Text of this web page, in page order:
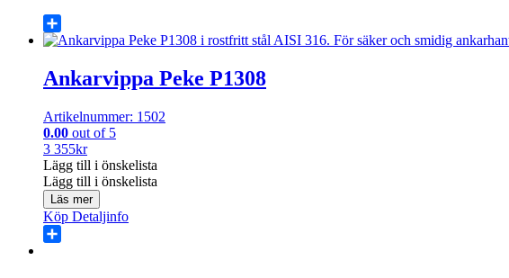
Share
Ankarvippa Peke P1308
Artikelnummer: 1502
0.00 out of 5
3 355kr
Lägg till i önskelista
Lägg till i önskelista
Läs mer
Köp Detaljinfo